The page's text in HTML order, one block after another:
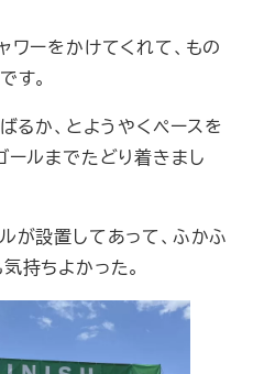
ワーをかけてくれて、もの
す。
るか、とようやくペースを
ールまでたどり着きまし
が設置してあって、ふかふ
持ちよかった。